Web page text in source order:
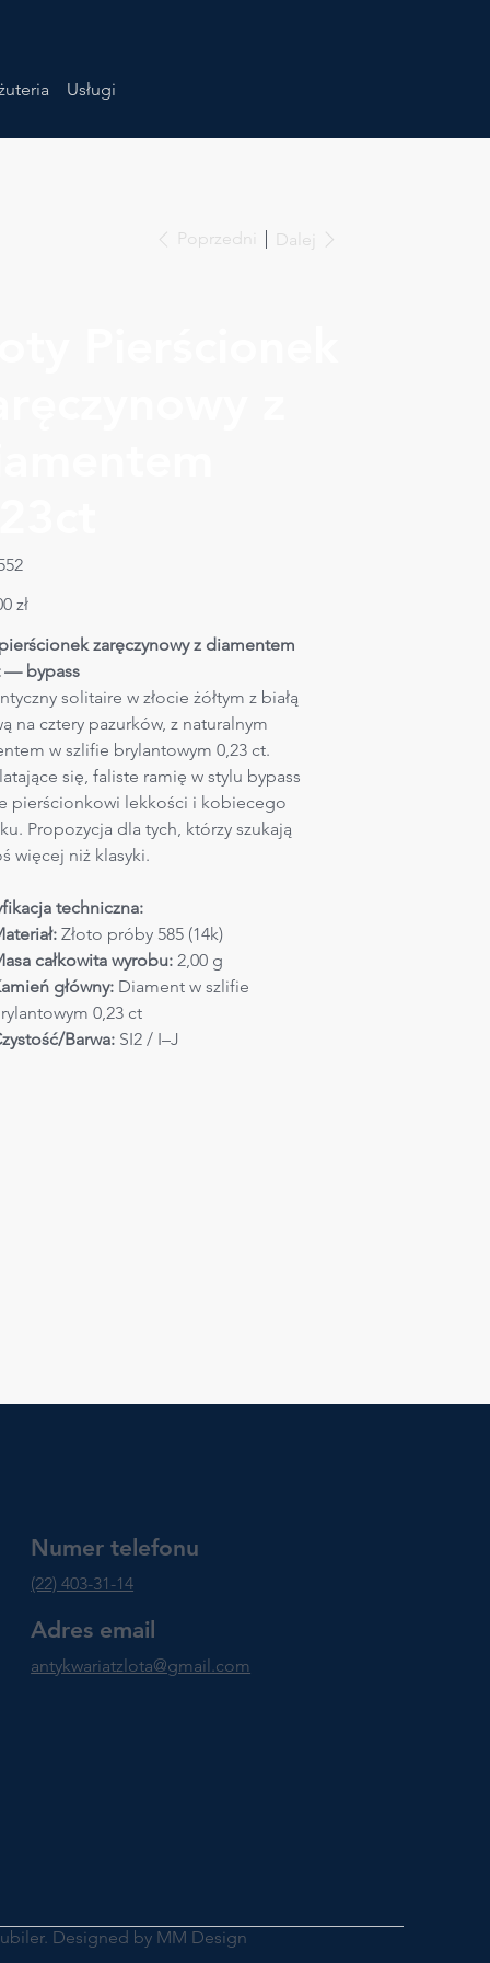
Usługi
Poprzedni Dalej
zł
zaręczynowy z diamentem
— bypass
solitaire w złocie żółtym z białą
na cztery pazurków, z naturalnym
w szlifie brylantowym 0,23 ct.
się, faliste ramię w stylu bypass
pierścionkowi lekkości i kobiecego
Propozycja dla tych, którzy szukają
więcej niż klasyki.
techniczna:
Złoto próby 585 (14k)
całkowita wyrobu: 2,00 g
główny: Diament w szlifie
0,23 ct
Barwa: SI2 / I–J
Numer telefonu
(22) 403-31-14
Adres email
antykwariatzlota@gmail.com
Designed by MM Design